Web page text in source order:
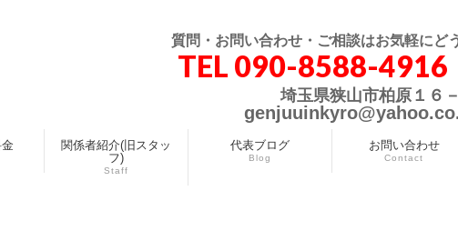
質問・お問い合わせ・ご相談はお気軽にど
TEL 090-8588-
埼玉県狭山市柏原１６
関係者紹介(旧スタッ
フ)
Staff
代表ブログ
Blog
お問い合わせ
Contact